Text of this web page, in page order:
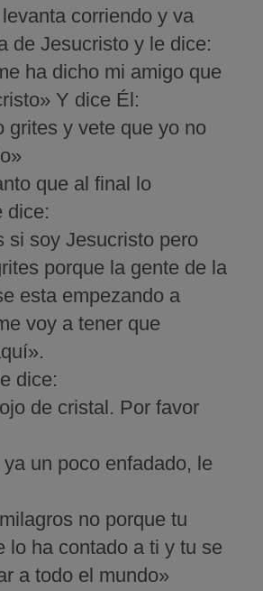
corriendo y va
de Jesucristo y le dice:
ha dicho mi amigo que
Y dice Él:
grites y vete que yo no
que al final lo
dice:
si soy Jesucristo pero
porque la gente de la
esta empezando a
voy a tener que
dice:
de cristal. Por favor
un poco enfadado, le
no porque tu
lo ha contado a ti y tu se
a todo el mundo»